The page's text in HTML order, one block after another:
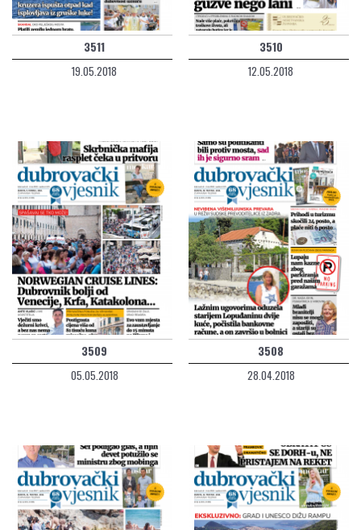
3511
19.05.2018
3510
12.05.2018
3509
05.05.2018
3508
28.04.2018